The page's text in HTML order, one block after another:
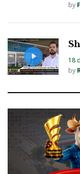
by
18
by